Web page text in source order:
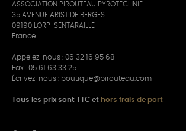
ASSOCIATION PIROUTEAU PYROTECHNIE
35 AVENUE ARISTIDE BERGES
09190 LORP-SENTARAILLE
France
Appelez-nous : 06 32 16 95 68
Fax : 05 61 63 33 25
Écrivez-nous : boutique@pirouteau.com
Tous les prix sont TTC et hors frais de port